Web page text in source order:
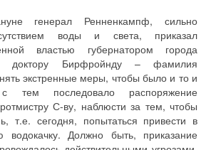
генерал Ренненкампф, сильно
воды и света, приказал
властью губернатором города
доктору Бирфройнду – фамилия
экстренные меры, чтобы было и то и
тем последовало распоряжение
С-ву, наблюсти за тем, чтобы
т.е. сегодня, попытаться привести в
водокачку. Должно быть, приказание